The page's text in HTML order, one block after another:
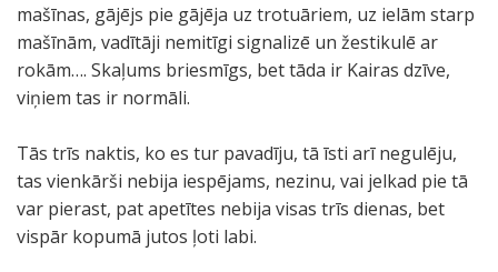
mašīnas, gājējs pie gājēja uz trotuāriem, uz ielām starp
mašīnām, vadītāji nemitīgi signalizē un žestikulē ar
rokām…. Skaļums briesmīgs, bet tāda ir Kairas dzīve,
viņiem tas ir normāli.
Tās trīs naktis, ko es tur pavadīju, tā īsti arī negulēju,
tas vienkārši nebija iespējams, nezinu, vai jelkad pie tā
var pierast, pat apetītes nebija visas trīs dienas, bet
vispār kopumā jutos ļoti labi.